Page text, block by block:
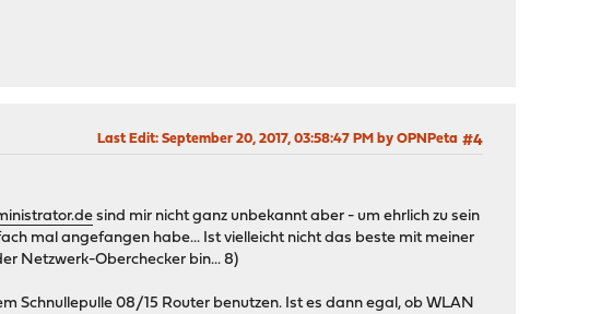
#4
Last Edit: September 20, 2017, 03:58:47 PM by OPNPeta
sind mir nicht ganz unbekannt aber - um ehrlich zu sein
mal angefangen habe... Ist vielleicht nicht das beste mit meiner
Netzwerk-Oberchecker bin... 8)
Schnullepulle 08/15 Router benutzen. Ist es dann egal, ob WLAN